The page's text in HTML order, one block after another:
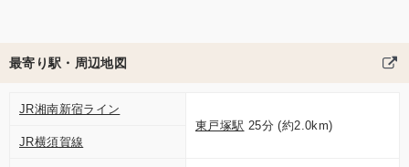
最寄り駅・周辺地図
JR湘南新宿ライン
東戸塚駅 25分 (約2.0km)
JR横須賀線